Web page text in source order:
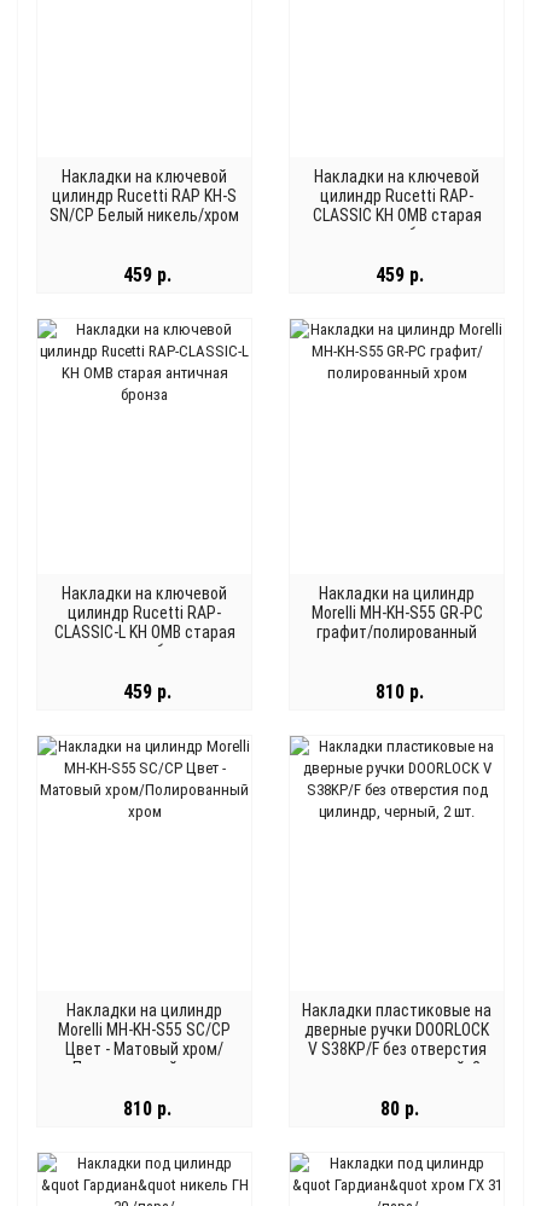
Накладки на ключевой
цилиндр Rucetti RAP KH-S
SN/CP Белый никель/хром
459 р.
Накладки на ключевой
цилиндр Rucetti RAP-
CLASSIC KH OMB старая
античная бронза
459 р.
Накладки на ключевой
цилиндр Rucetti RAP-
CLASSIC-L KH OMB старая
античная бронза
459 р.
Накладки на цилиндр
Morelli MH-KH-S55 GR-PC
графит/полированный
810 р.
Накладки на цилиндр
Morelli MH-KH-S55 SC/CP
Цвет - Матовый хром/
Полированный хром
810 р.
Накладки пластиковые на
дверные ручки DOORLOCK
V S38KP/F без отверстия
под цилиндр, черный, 2
80 р.